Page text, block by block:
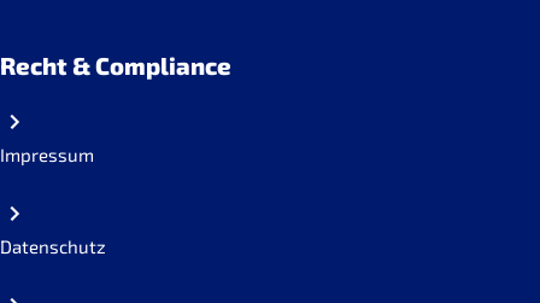
Recht & Compliance
Impressum
Datenschutz